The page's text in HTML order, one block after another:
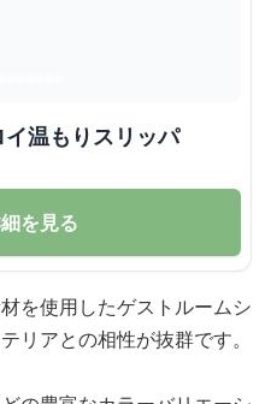
温もりスリッパ
を見る
を使用したゲストルームシ
リアとの相性が抜群です。